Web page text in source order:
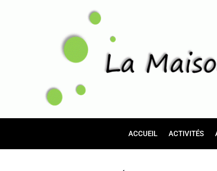
ACCUEIL ACTIVITÉS